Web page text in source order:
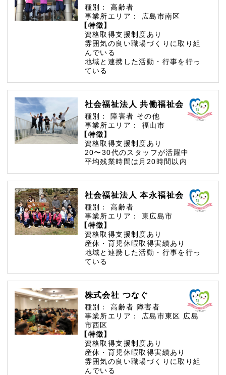
種別：
高齢者
事業所エリア：
広島市南区
【特徴】
資格取得支援制度あり
雰囲気の良い職場づくりに取り組
んでいる
地域と連携した活動・行事を行っ
ている
社会福祉法人 共働福祉会
種別： 障害者 その他
事業所エリア：
福山市
【特徴】
資格取得支援制度あり
20〜30代のスタッフが活躍中
平均残業時間は月20時間以内
社会福祉法人 本永福祉会
種別：
高齢者
事業所エリア：
東広島市
【特徴】
資格取得支援制度あり
産休・育児休暇取得実績あり
地域と連携した活動・行事を行っ
ている
株式会社 つなぐ
種別： 高齢者 障害者
事業所エリア：
広島市東区 広島
市西区
【特徴】
資格取得支援制度あり
産休・育児休暇取得実績あり
雰囲気の良い職場づくりに取り組
んでいる